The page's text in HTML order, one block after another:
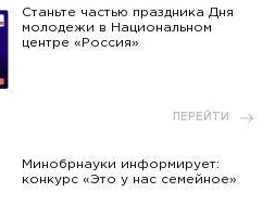
Станьте частью праздника Дня
молодежи в Национальном
центре «Россия»
ПЕРЕЙТИ
Минобрнауки информирует:
конкурс «Это у нас семейное»